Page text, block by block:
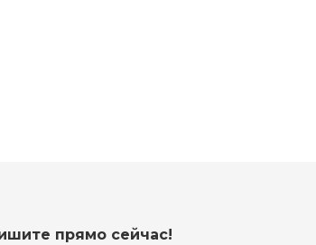
прямо сейчас!